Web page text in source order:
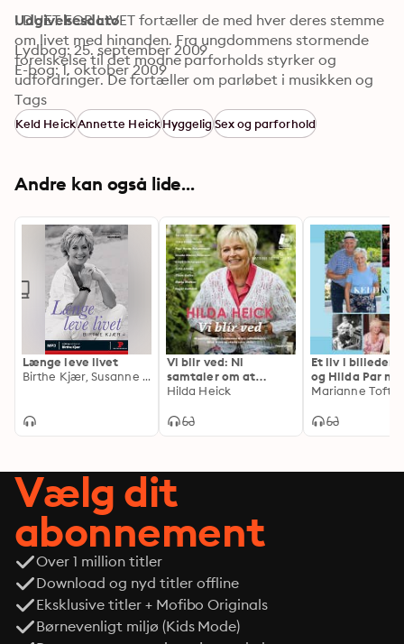
I DUET FOR LIVET fortæller de med hver deres stemme
om livet med hinanden. Fra ungdommens stormende
forelskelse til det modne parforholds styrker og
udfordringer. De fortæller om parløbet i musikken og
om at blive nedgjort af kultureliten , men elsket af
folket. Datteren Annette Heick høres også i en stærk
fortælling om at stå sammen, når det gælder – men
Udgivelsesdato
Lydbog: 25. september 2009
E-bog: 1. oktober 2009
Tags
Keld HeickAnnette HeickHyggeligSex og parforhold
Andre kan også lide...
Længe leve livet
Birthe Kjær, Susanne Bernth
Vi blir ved: Ni
samtaler om at
overkomme livets
ældre og stadig være
Hilda Heick
Et liv i billeder -
og Hilda Par nr.
Marianne Tofte
Vælg dit
abonnement
Over 1 million titler
Download og nyd titler offline
Eksklusive titler + Mofibo Originals
Børnevenligt miljø (Kids Mode)